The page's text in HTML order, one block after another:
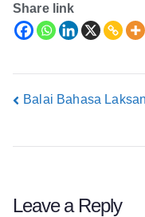
Share link
Balai Bahasa
Leave a Reply